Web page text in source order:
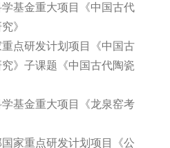
基金重大项目《中国古代
》
点研发计划项目《中国古
》子课题《中国古代陶瓷
基金重大项目《龙泉窑考
家重点研发计划项目《公